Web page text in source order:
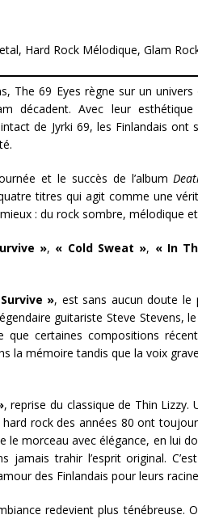
Hard Rock Mélodique, Glam
The 69 Eyes règne sur un
décadent. Avec leur
de Jyrki 69, les Finlandais ont
et le succès de l’album
titres qui agit comme une
: du rock sombre, mélodique
», « Cold Sweat », « In
», est sans aucun doute
guitariste Steve Stevens,
que certaines compositions
la mémoire tandis que la voix
, reprise du classique de Thin Lizzy.
rock des années 80 ont
le morceau avec élégance, en lui
jamais trahir l’esprit original.
des Finlandais pour leurs
redevient plus ténébreuse.